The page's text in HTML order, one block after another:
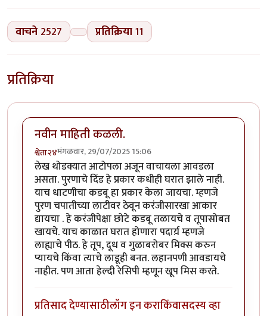
वाचने 2527 प्रतिक्रिया11
प्रतिक्रिया
नवीन माहिती कळली.
श्वेता२४मंगळवार, 29/07/2025 15:06
लेख थोडक्यात आटोपला अजून वाचायला आवडला
असता. पुरणाचे दिंड हे प्रकार कधीही घरात झाले नाही.
याच धाटणीचा कडबू हा प्रकार केला जायचा. म्हणजे
पुरण चपातीच्या लाटीवर ठेवून करंजीसारखा आकार
द्यायचा . हे करंजीपेक्षा छोटे कडबू तळायचे व तूपासोबत
खायचे. याच काळात घरात होणारा पदार्य़ म्हणजे
लाह्याचे पीठ. हे तूप, दूध व गुळाबरोबर मिक्स करुन
प्यायचे किंवा त्याचे लाडूही बनत. लहानपणी आवडायचे
नाहीत. पण आता हेल्दी रेसिपी म्हणून खूप मिस करते.
प्रतिसाद देण्यासाठीलॉग इन कराकिंवासदस्य व्हा